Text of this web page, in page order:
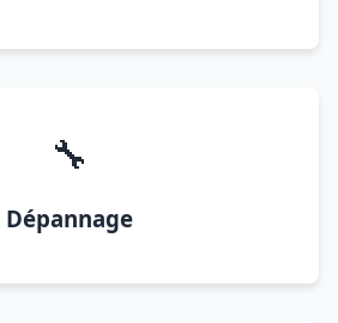
🔧
Dépannage